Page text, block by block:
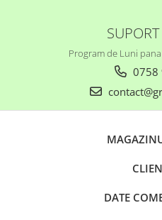
Program de Luni
0758
DATE